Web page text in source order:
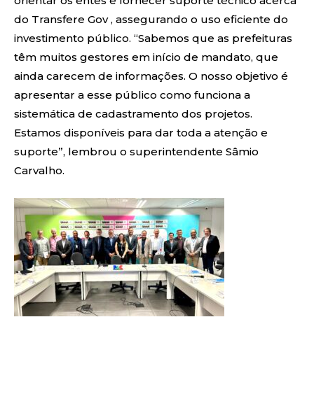
do Transfere Gov , assegurando o uso eficiente do
investimento público. “Sabemos que as prefeituras
têm muitos gestores em início de mandato, que
ainda carecem de informações. O nosso objetivo é
apresentar a esse público como funciona a
sistemática de cadastramento dos projetos.
Estamos disponíveis para dar toda a atenção e
suporte”, lembrou o superintendente Sâmio
Carvalho.